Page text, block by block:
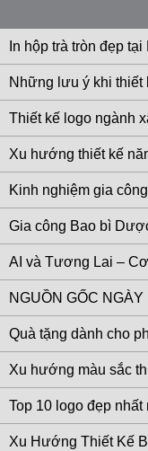
In hộp trà tròn đẹp tại
Những lưu ý khi
Thiết kế logo ngành
Xu hướng thiết kế
Kinh nghiệm gia
Gia công Bao bì
AI và Tương Lai –
NGUỒN GỐC
Quà tặng dành cho
Xu hướng màu sắc
Top 10 logo đẹp nhất
Xu Hướng Thiết Kế